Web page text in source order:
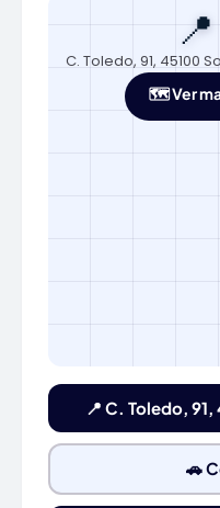
📍
C. Toledo, 91, 45100
🗺️ Ver
📍 C. Toledo,
🚗